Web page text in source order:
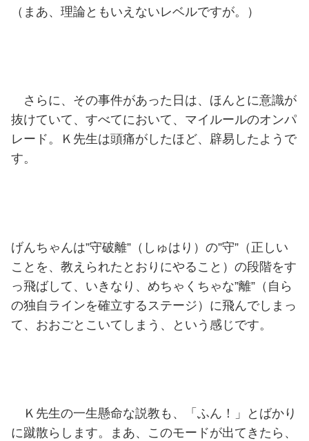
（まあ、理論ともいえないレベルですが。）
さらに、その事件があった日は、ほんとに意識が
抜けていて、すべてにおいて、マイルールのオンパ
レード。Ｋ先生は頭痛がしたほど、辟易したようで
す。
げんちゃんは”守破離”（しゅはり）の”守”（正しい
ことを、教えられたとおりにやること）の段階をす
っ飛ばして、いきなり、めちゃくちゃな”離”（自ら
の独自ラインを確立するステージ）に飛んでしまっ
て、おおごとこいてしまう、という感じです。
Ｋ先生の一生懸命な説教も、「ふん！」とばかり
に蹴散らします。まあ、このモードが出てきたら、